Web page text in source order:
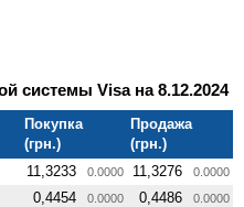
системы Visa на 8.12.2024
Покупка
(грн.)
Продажа
(грн.)
11,3233 0.0000 11,3276 0.0000
0,4454 0.0000 0,4486 0.0000